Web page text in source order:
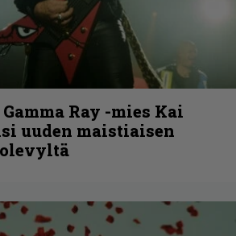
Ray -mies Kai
uuden maistiaisen